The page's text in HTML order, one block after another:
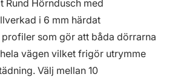
Rund Hörndusch med
i 6 mm härdat
som gör att båda dörrarna
vägen vilket frigör utrymme
Välj mellan 10